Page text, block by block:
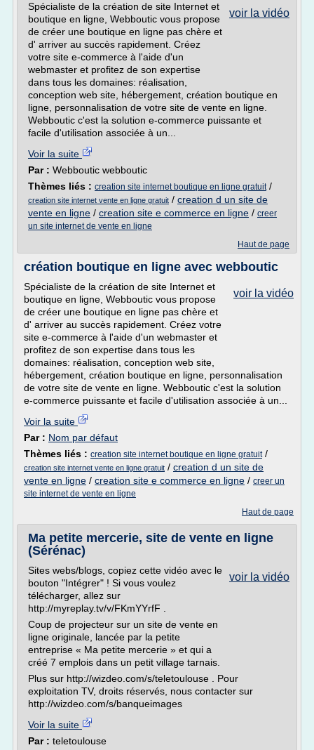
voir la vidéo
Spécialiste de la création de site Internet et
boutique en ligne, Webboutic vous propose
de créer une boutique en ligne pas chère et
d' arriver au succès rapidement. Créez
votre site e-commerce à l'aide d'un
webmaster et profitez de son expertise
dans tous les domaines: réalisation,
conception web site, hébergement, création boutique en
ligne, personnalisation de votre site de vente en ligne.
Webboutic c'est la solution e-commerce puissante et
facile d'utilisation associée à un...
Voir la suite
Par : Webboutic webboutic
Thèmes liés : creation site internet boutique en ligne gratuit/
creation site internet vente en ligne gratuit / creation d un site de
vente en ligne / creation site e commerce en ligne / creer
un site internet de vente en ligne
Haut de page
création boutique en ligne avec webboutic
voir la vidéo
Spécialiste de la création de site Internet et
boutique en ligne, Webboutic vous propose
de créer une boutique en ligne pas chère et
d' arriver au succès rapidement. Créez votre
site e-commerce à l'aide d'un webmaster et
profitez de son expertise dans tous les
domaines: réalisation, conception web site,
hébergement, création boutique en ligne, personnalisation
de votre site de vente en ligne. Webboutic c'est la solution
e-commerce puissante et facile d'utilisation associée à un...
Voir la suite
Par : Nom par défaut
Thèmes liés : creation site internet boutique en ligne gratuit/
creation site internet vente en ligne gratuit / creation d un site de
vente en ligne / creation site e commerce en ligne / creer un
site internet de vente en ligne
Haut de page
Ma petite mercerie, site de vente en ligne
(Sérénac)
voir la vidéo
Sites webs/blogs, copiez cette vidéo avec le
bouton "Intégrer" ! Si vous voulez
télécharger, allez sur
http://myreplay.tv/v/FKmYYrfF .
Coup de projecteur sur un site de vente en
ligne originale, lancée par la petite
entreprise « Ma petite mercerie » et qui a
créé 7 emplois dans un petit village tarnais.
Plus sur http://wizdeo.com/s/teletoulouse . Pour
exploitation TV, droits réservés, nous contacter sur
http://wizdeo.com/s/banqueimages
Voir la suite
Par : teletoulouse